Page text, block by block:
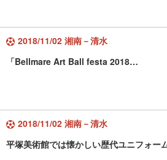
2018/11/02 湘南－清水
「Bellmare Art Ball festa 2018…
2018/11/02 湘南－清水
平塚美術館では懐かしい歴代ユニフォー